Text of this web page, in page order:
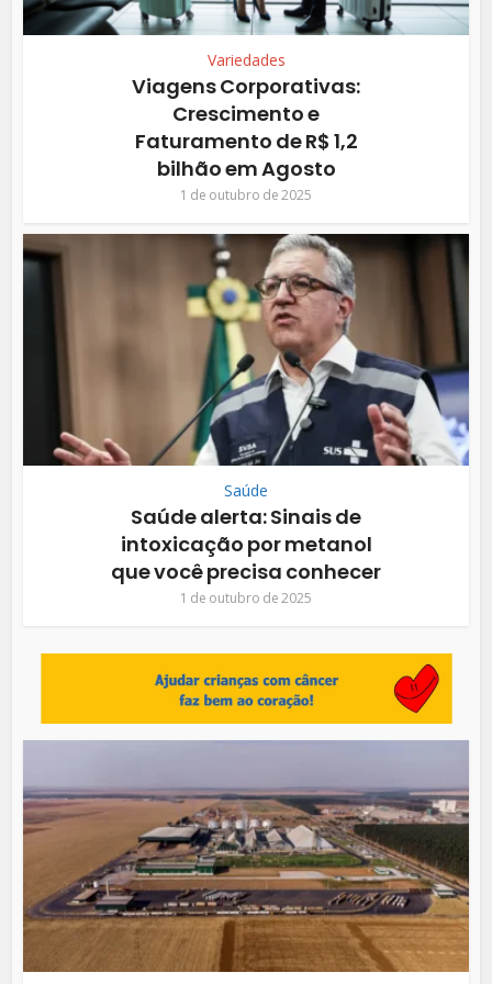
Variedades
Viagens Corporativas:
Crescimento e
Faturamento de R$ 1,2
bilhão em Agosto
1 de outubro de 2025
Saúde
Saúde alerta: Sinais de
intoxicação por metanol
que você precisa conhecer
1 de outubro de 2025